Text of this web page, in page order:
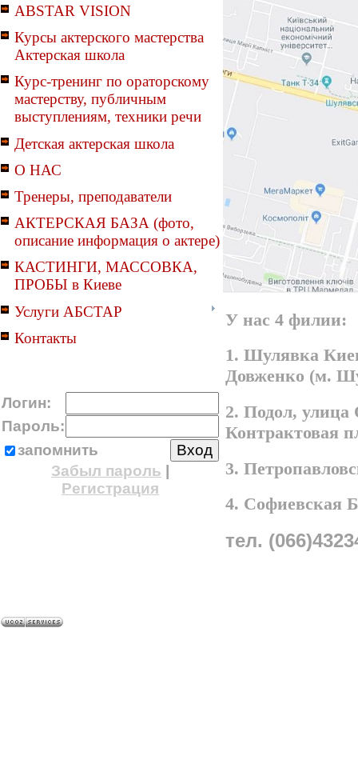
ABSTAR VISION
Курсы актерского мастерства
Актерская школа
Курс-тренинг по ораторскому
мастерству, публичным
выступлениям, техники речи
Детская актерская школа
О НАС
Тренеры, преподаватели
АКТЕРСКАЯ БАЗА (фото,
описание информация о актере)
КАСТИНГИ, МАССОВКА,
ПРОБЫ в Киеве
Услуги АБСТАР
Контакты
Логин:
Пароль:
запомнить
Забыл пароль
Регистрация
У нас 4 филии:
1. Шулявка
Довженко (м.
2. Подол,
Контрактовая
3.
4. Софиевская
тел.